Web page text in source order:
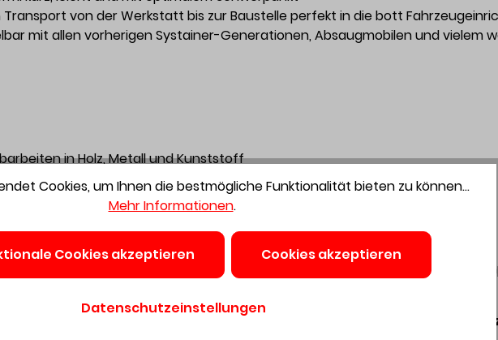
von der Werkstatt bis zur Baustelle perfekt in die bott
mit allen vorherigen Systainer-Generationen, Absaugmobilen und vielem
in Holz, Metall und Kunststoff
WH-CE CENTROTEC, CENTROTEC Magnet-Bithalter BH 60 CE-
Systainer SYS3 M 187
Der direkte, praktische und umfassende Service für Sie und Ihr
Cookies, um Ihnen die bestmögliche Funktionalität bieten zu können...
Mehr Informationen.
Cookies akzeptieren Cookies akzeptieren
Datenschutzeinstellungen